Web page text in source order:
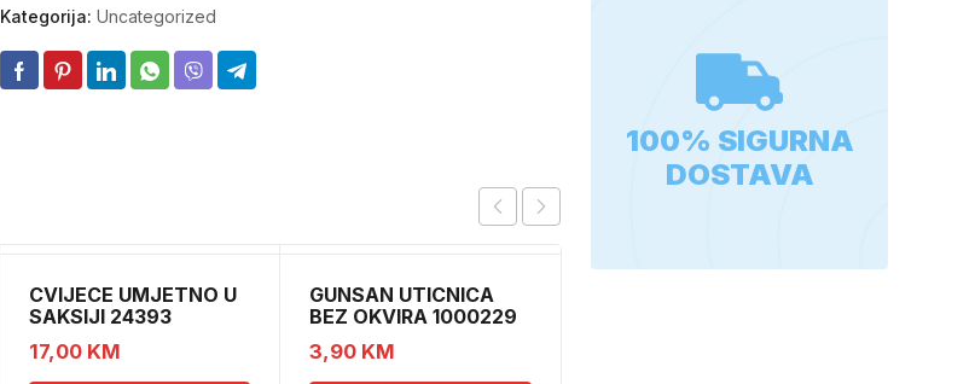
Kategorija: Uncategorized
CVIJECE UMJETNO U
SAKSIJI 24393
CH52439
17,00 KM
GUNSAN UTICNICA
BEZ OKVIRA 1000229
3,90 KM
100% SIGURNA
DOSTAVA